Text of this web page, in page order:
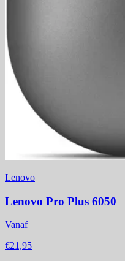
Lenovo
Lenovo Pro Plus 6050
Vanaf
€21,95